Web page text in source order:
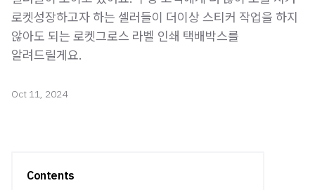
로켓성장하고자 하는 셀러들이 더이상 스티커 작업을 하지
않아도 되는 로켓그로스 라벨 인쇄 택배박스를
알려드릴게요.
Oct 11, 2024
Contents